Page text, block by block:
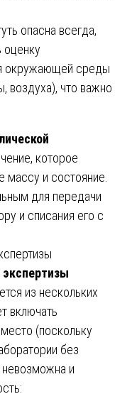
опасна всегда,
оценку
окружающей среды
воздуха), что важно
которое
массу и состояние.
для передачи
и списания его с
экспертизы
из нескольких
включать
(поскольку
без
невозможна и